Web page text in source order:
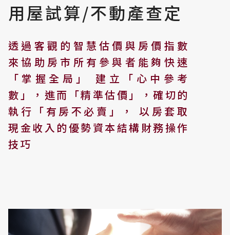
用屋試算/不動產查定
透過客觀的智慧估價與房價指數
來協助房市所有參與者能夠快速
「掌握全局」
建立「心中參考
數」，進而「精準估價」，確切的
執行「有房不必賣」，
以房套取
現金收入的優勢資本結構財務操作
技巧